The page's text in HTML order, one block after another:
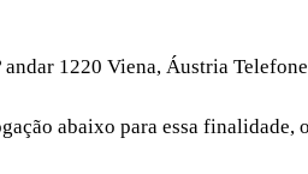
1220 Viena, Áustria
abaixo para essa finalidade,